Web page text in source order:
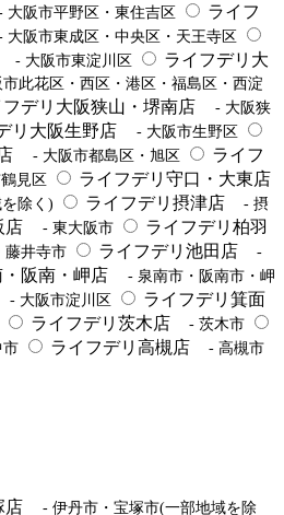
大阪市平野区・東住吉区
ライフ
大阪市東成区・中央区・天王寺区
- 大阪市東淀川区
ライフデリ大
此花区・西区・港区・福島区・西淀
フデリ大阪狭山・堺南店
- 大阪狭
リ大阪生野店 - 大阪市生野区
- 大阪市都島区・旭区
ライフ
見区 ライフデリ守口・大東店
除く) ライフデリ摂津店
- 摂
店 - 東大阪市
ライフデリ柏羽
藤井寺市 ライフデリ池田店
-
阪南・岬店
- 泉南市・阪南市・岬
- 大阪市淀川区
ライフデリ箕面
ライフデリ茨木店 - 茨木市
市 ライフデリ高槻店
- 高槻市
店 - 伊丹市・宝塚市(一部地域を除